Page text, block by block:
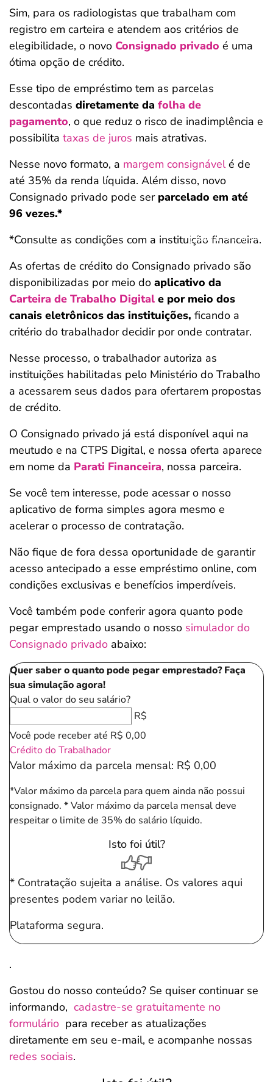
Sim, para os radiologistas que trabalham com
registro em carteira e atendem aos critérios de
elegibilidade, o novo Consignado privado é uma
ótima opção de crédito.
Esse tipo de empréstimo tem as parcelas
descontadas diretamente da folha de
pagamento, o que reduz o risco de inadimplência e
possibilita taxas de juros mais atrativas.
Nesse novo formato, a margem consignávelé de
até 35% da renda líquida. Além disso, novo
Consignado privado pode ser parcelado em até
96 vezes.*
*Consulte as condições com a instituição financeira.
As ofertas de crédito do Consignado privado são
disponibilizadas por meio do aplicativo da
Carteira de Trabalho Digital e por meio dos
canais eletrônicos das instituições, ficando a
critério do trabalhador decidir por onde contratar.
Nesse processo, o trabalhador autoriza as
instituições habilitadas pelo Ministério do Trabalho
a acessarem seus dados para ofertarem propostas
de crédito.
O Consignado privado já está disponível aqui na
meutudo e na CTPS Digital, e nossa oferta aparece
em nome da Parati Financeira, nossa parceira.
Se você tem interesse, pode acessar o nosso
aplicativo de forma simples agora mesmo e
acelerar o processo de contratação.
Não fique de fora dessa oportunidade de garantir
acesso antecipado a esse empréstimo online, com
condições exclusivas e benefícios imperdíveis.
Você também pode conferir agora quanto pode
pegar emprestado usando o nosso simulador do
Consignado privado abaixo:
Salvar Ferramenta
Quer saber o quanto pode pegar emprestado? Faça
sua simulação agora!
Qual o valor do seu salário?
R$
Você pode receber até R$ 0,00
Crédito do Trabalhador
Valor máximo da parcela mensal: R$ 0,00
*Valor máximo da parcela para quem ainda não possui
consignado. * Valor máximo da parcela mensal deve
respeitar o limite de 35% do salário líquido.
Isto foi útil?
* Contratação sujeita a análise. Os valores aqui
presentes podem variar no leilão.
Plataforma segura.
.
Gostou do nosso conteúdo? Se quiser continuar se
informando, cadastre-se gratuitamente no
formulário para receber as atualizações
diretamente em seu e-mail, e acompanhe nossas
redes sociais.